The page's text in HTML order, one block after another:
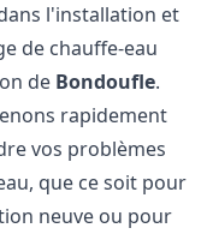
l'installation et
de chauffe-eau
de Bondoufle.
rapidement
vos problèmes
que ce soit pour
neuve ou pour